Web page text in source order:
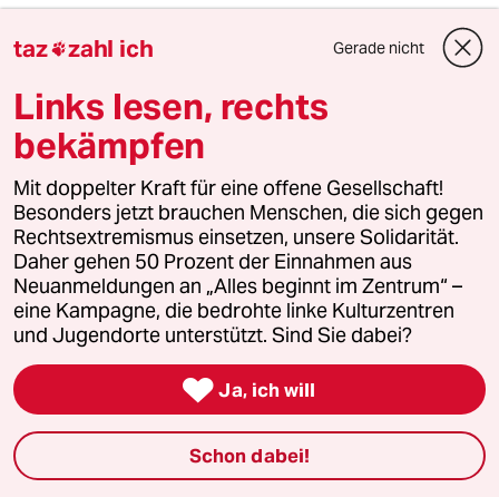
1 Krise der Demokratie
AfD-Wählen als Triebabfuhr
2 Unfall von CDU-Abgeordnetem
Thomas Bareiß crasht bei voller
Dröhnung
3 Bundeszentrale für politische Bildung
Zurück zu den antikommunistischen
Wurzeln
4 Nein zum Zivildienst
Hinterlistiger Schritt der
taz zahl ich Gerade nicht
Links lesen, rechts
bekämpfen
Mit doppelter Kraft für eine offene Gesellschaft!
Besonders jetzt brauchen Menschen, die sich gegen
Rechtsextremismus einsetzen, unsere Solidarität.
Daher gehen 50 Prozent der Einnahmen aus
Neuanmeldungen an „Alles beginnt im Zentrum“ –
eine Kampagne, die bedrohte linke Kulturzentren
und Jugendorte unterstützt. Sind Sie dabei?
 Ja, ich will
Schon dabei!